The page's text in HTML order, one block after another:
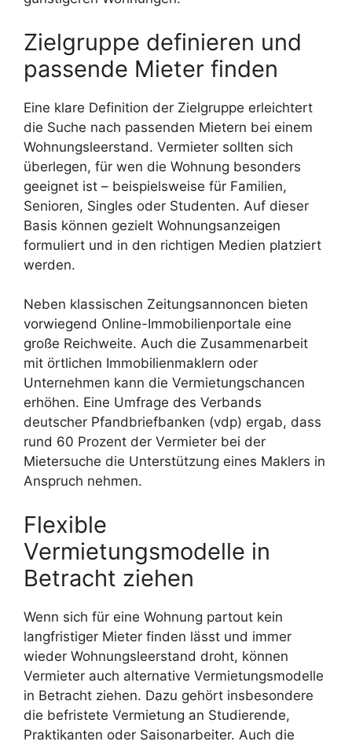
Zielgruppe definieren und
passende Mieter finden
Eine klare Definition der Zielgruppe erleichtert
die Suche nach passenden Mietern bei einem
Wohnungsleerstand. Vermieter sollten sich
überlegen, für wen die Wohnung besonders
geeignet ist – beispielsweise für Familien,
Senioren, Singles oder Studenten. Auf dieser
Basis können gezielt Wohnungsanzeigen
formuliert und in den richtigen Medien platziert
werden.
Neben klassischen Zeitungsannoncen bieten
vorwiegend Online-Immobilienportale eine
große Reichweite. Auch die Zusammenarbeit
mit örtlichen Immobilienmaklern oder
Unternehmen kann die Vermietungschancen
erhöhen. Eine Umfrage des Verbands
deutscher Pfandbriefbanken (vdp) ergab, dass
rund 60 Prozent der Vermieter bei der
Mietersuche die Unterstützung eines Maklers in
Anspruch nehmen.
Flexible
Vermietungsmodelle in
Betracht ziehen
Wenn sich für eine Wohnung partout kein
langfristiger Mieter finden lässt und immer
wieder Wohnungsleerstand droht, können
Vermieter auch alternative Vermietungsmodelle
in Betracht ziehen. Dazu gehört insbesondere
die befristete Vermietung an Studierende,
Praktikanten oder Saisonarbeiter. Auch die